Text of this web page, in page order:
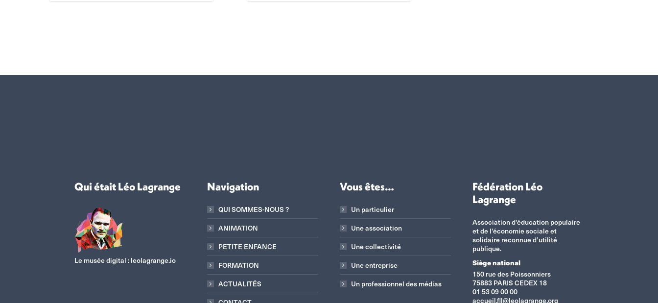
Qui était Léo Lagrange
Le musée digital : leolagrange.io
Navigation
QUI SOMMES-NOUS ?
ANIMATION
PETITE ENFANCE
FORMATION
ACTUALITÉS
Vous êtes…
Un particulier
Une association
Une collectivité
Une entreprise
Un professionnel des médias
Fédération Léo
Lagrange
Association d'éducation populaire
et de l'économie sociale et
solidaire reconnue d’utilité
publique.
Siège national
150 rue des Poissonniers
75883 PARIS CEDEX 18
01 53 09 00 00
accueil.fll@leolagrange.org